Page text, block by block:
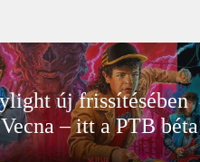
új frissítésében
– itt a PTB béta